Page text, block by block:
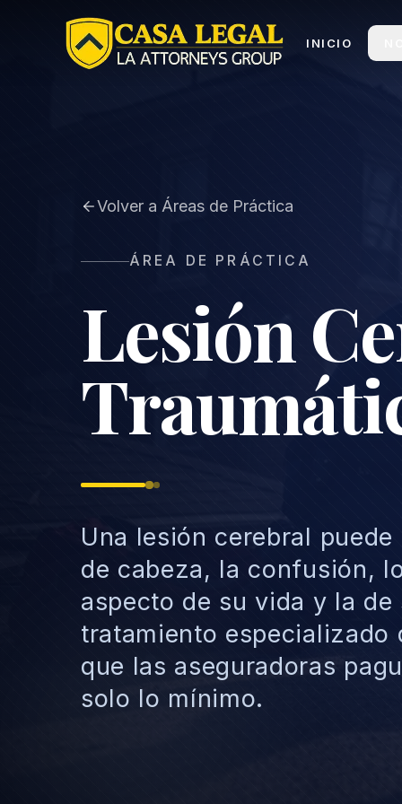
INICIO
Volver a Áreas de Práctica
ÁREA DE PRÁCTICA
Lesión
Una lesión cerebral
de cabeza, la confusión,
aspecto de su vida y la
tratamiento especializado
que las aseguradoras
solo lo mínimo.